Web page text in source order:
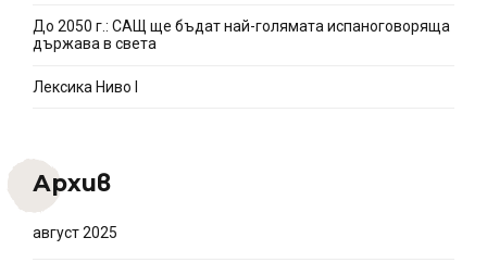
До 2050 г.: САЩ ще бъдат най-голямата испаноговоряща
държава в света
Лексика Ниво I
Архив
август 2025